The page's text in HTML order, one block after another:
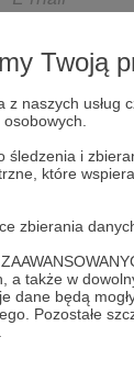
Twoją
naszych
i
które
także w
dane będą
Pozostałe
Zapamiętaj mnie